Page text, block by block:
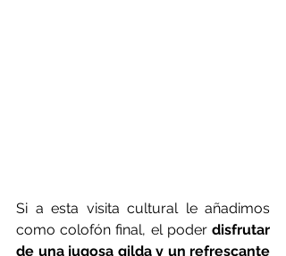
Si a esta visita cultural le añadimos
como colofón final, el poder disfrutar
de una jugosa gilda y un refrescante